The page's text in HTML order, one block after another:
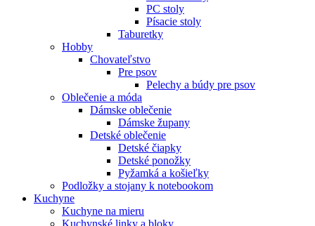
PC stoly
Písacie stoly
Taburetky
Hobby
Chovateľstvo
Pre psov
Pelechy a búdy pre psov
Oblečenie a móda
Dámske oblečenie
Dámske župany
Detské oblečenie
Detské čiapky
Detské ponožky
Pyžamká a košieľky
Podložky a stojany k notebookom
Kuchyne
Kuchyne na mieru
Kuchynské linky a bloky